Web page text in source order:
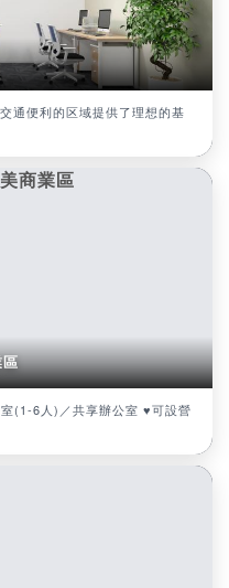
通便利的区域提供了理想的基
(1-6人)／共享辦公室 ♥可設營